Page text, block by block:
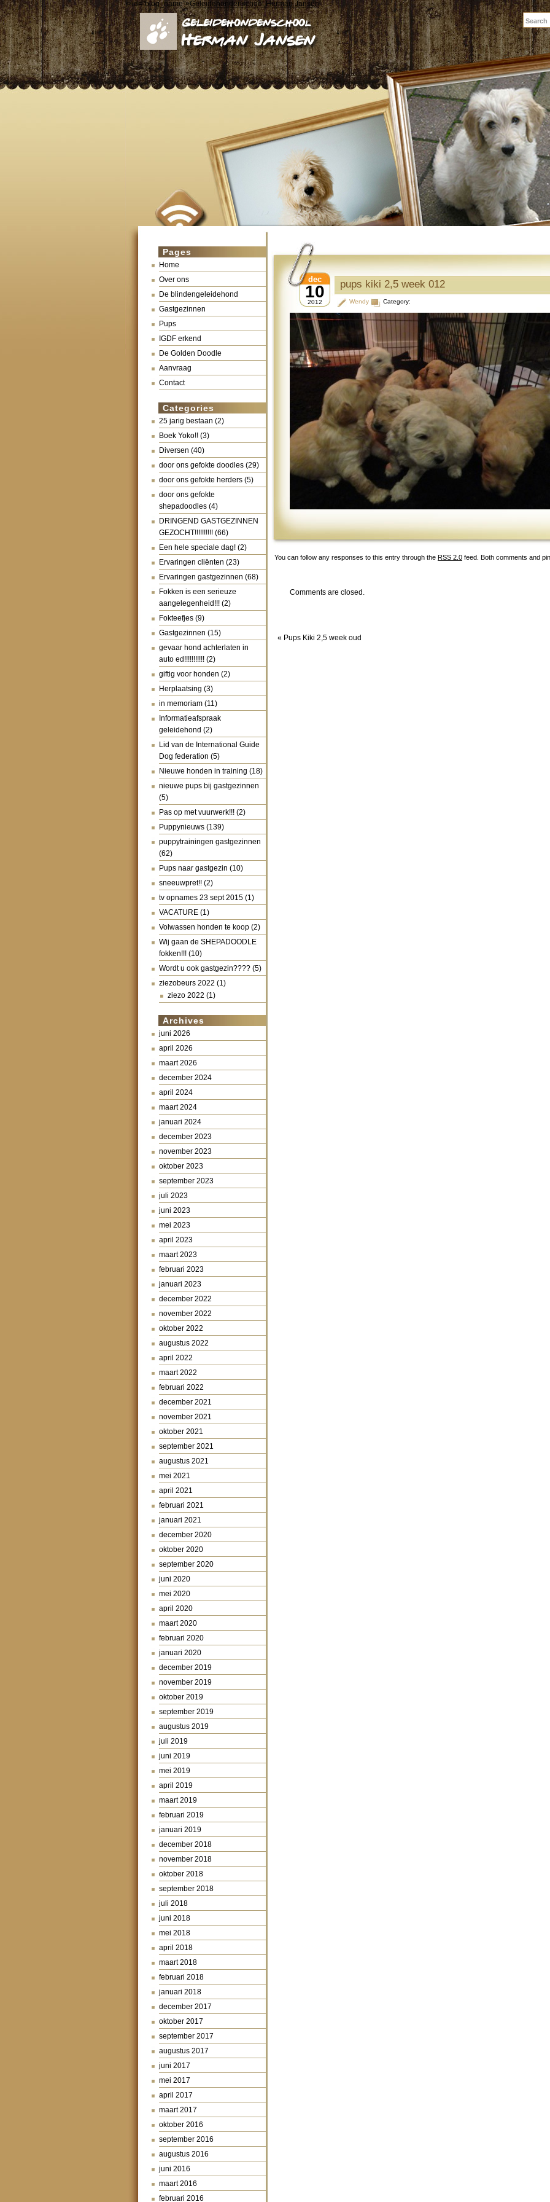
< id="blog_name">Geleidehondenschool Herman Jansen
Pages
Home
Over ons
De blindengeleidehond
Gastgezinnen
Pups
IGDF erkend
De Golden Doodle
Aanvraag
Contact
Categories
25 jarig bestaan (2)
Boek Yoko!! (3)
Diversen (40)
door ons gefokte doodles (29)
door ons gefokte herders (5)
door ons gefokte
shepadoodles (4)
DRINGEND GASTGEZINNEN
GEZOCHT!!!!!!!!!! (66)
Een hele speciale dag! (2)
Ervaringen cliënten (23)
Ervaringen gastgezinnen (68)
Fokken is een serieuze
aangelegenheid!!! (2)
Fokteefjes (9)
Gastgezinnen (15)
gevaar hond achterlaten in
auto ed!!!!!!!!!!! (2)
giftig voor honden (2)
Herplaatsing (3)
in memoriam (11)
Informatieafspraak
geleidehond (2)
Lid van de International Guide
Dog federation (5)
Nieuwe honden in training (18)
nieuwe pups bij gastgezinnen
(5)
Pas op met vuurwerk!!! (2)
Puppynieuws (139)
puppytrainingen gastgezinnen
(62)
Pups naar gastgezin (10)
sneeuwpret!! (2)
tv opnames 23 sept 2015 (1)
VACATURE (1)
Volwassen honden te koop (2)
Wij gaan de SHEPADOODLE
fokken!!! (10)
Wordt u ook gastgezin???? (5)
ziezobeurs 2022 (1)
ziezo 2022 (1)
Archives
juni 2026
april 2026
maart 2026
december 2024
april 2024
maart 2024
januari 2024
december 2023
november 2023
oktober 2023
september 2023
juli 2023
juni 2023
mei 2023
april 2023
maart 2023
februari 2023
januari 2023
december 2022
november 2022
oktober 2022
augustus 2022
april 2022
maart 2022
februari 2022
december 2021
november 2021
oktober 2021
september 2021
augustus 2021
mei 2021
april 2021
februari 2021
januari 2021
december 2020
oktober 2020
september 2020
juni 2020
mei 2020
april 2020
maart 2020
februari 2020
januari 2020
december 2019
november 2019
oktober 2019
september 2019
augustus 2019
juli 2019
juni 2019
mei 2019
april 2019
maart 2019
februari 2019
januari 2019
december 2018
november 2018
oktober 2018
september 2018
juli 2018
juni 2018
mei 2018
april 2018
maart 2018
februari 2018
januari 2018
december 2017
oktober 2017
september 2017
augustus 2017
juni 2017
mei 2017
april 2017
maart 2017
oktober 2016
september 2016
augustus 2016
juni 2016
maart 2016
februari 2016
pups kiki 2,5 week 012
10
dec
2012 Wendy Category:
You can follow any responses to this entry through the RSS 2.0 feed. Both comments and
Comments are closed.
« Pups Kiki 2,5 week oud